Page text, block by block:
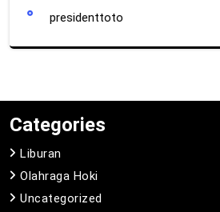
presidenttoto
Categories
Liburan
Olahraga Hoki
Uncategorized